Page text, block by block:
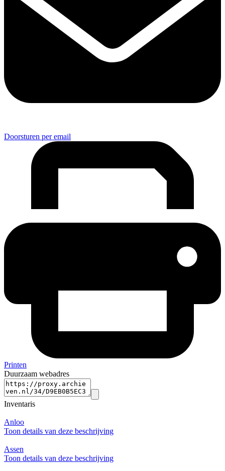
Doorsturen per email
Printen
Duurzaam webadres
Inventaris
Anloo
Toon details van deze beschrijving
Assen
Toon details van deze beschrijving